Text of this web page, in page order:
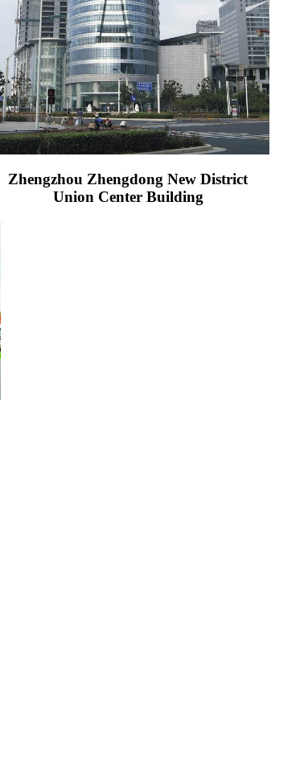
Zhengzhou Zhengdong New District
Union Center Building